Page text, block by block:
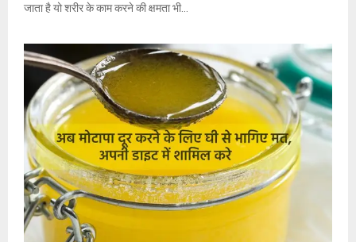
जाता है यो शरीर के काम करने की क्षमता भी...